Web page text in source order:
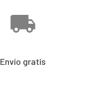
Envío gratis